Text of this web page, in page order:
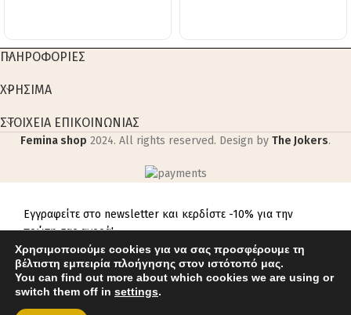
ΠΛΗΡΟΦΟΡΙΕΣ
ΧΡΗΣΙΜΑ
ΣΤΟΙΧΕΙΑ ΕΠΙΚΟΙΝΩΝΙΑΣ
Femina shop 2024. All rights reserved. Design by The Jokers.
Εγγραφείτε στο newsletter και κερδίστε -10% για την
πρώτη σας αγορά!
Χρησιμοποιούμε cookies για να σας προσφέρουμε τη
βέλτιστη εμπειρία πλοήγησης στον ιστότοπό μας.
You can find out more about which cookies we are using or
switch them off in settings.